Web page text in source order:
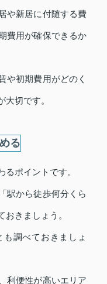
や新居に付随する費
費用が確保できるか
や初期費用がどのく
切です。
る
ポイントです。
駅から徒歩何分くら
きましょう。
調べておきましょ
利便性が高いエリア